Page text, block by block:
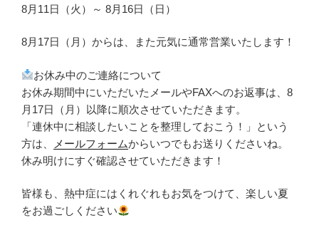
8月11日（火）～ 8月16日（日）
8月17日（月）からは、また元気に通常営業いたします！
お休み中のご連絡について
お休み期間中にいただいたメールやFAXへのお返事は、8
月17日（月）以降に順次させていただきます。
「連休中に相談したいことを整理しておこう！」という
方は、
メールフォームからいつでもお送りくださいね。
休み明けにすぐ確認させていただきます！
皆様も、熱中症にはくれぐれもお気をつけて、楽しい夏
をお過ごしください